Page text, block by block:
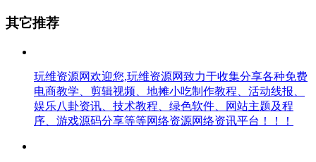
其它推荐
玩维资源网欢迎您,玩维资源网致力于收集分享各种免费
电商教学、剪辑视频、地摊小吃制作教程、活动线报、
娱乐八卦资讯、技术教程、绿色软件、网站主题及程
序、游戏源码分享等等网络资源网络资讯平台！！！